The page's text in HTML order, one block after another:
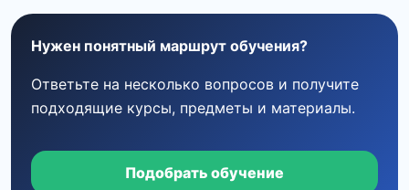
Нужен понятный маршрут обучения?
Ответьте на несколько вопросов и получите
подходящие курсы, предметы и материалы.
Подобрать обучение